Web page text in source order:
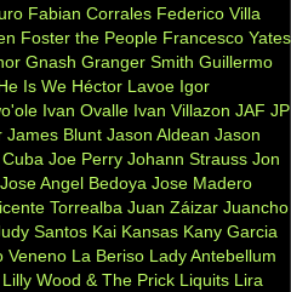
Fabian Corrales Federico Villa
Foster the People Francesco Yates
Gnash Granger Smith Guillermo
Is We Héctor Lavoe Igor
Ivan Ovalle Ivan Villazon JAF JP
James Blunt Jason Aldean Jason
Joe Perry Johann Strauss Jon
Jose Angel Bedoya Jose Madero
Torrealba Juan Záizar Juancho
Santos Kai Kansas Kany Garcia
Veneno La Beriso Lady Antebellum
Lilly Wood & The Prick Liquits Lira